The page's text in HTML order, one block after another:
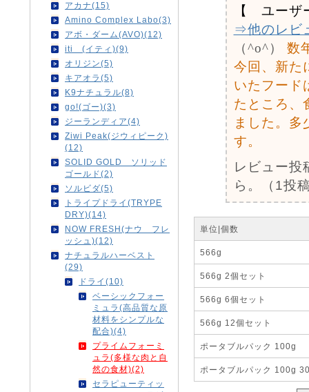
アカナ(15)
Amino Complex Labo(3)
アボ・ダーム(AVO)(12)
iti (イティ)(9)
オリジン(5)
キアオラ(5)
K9ナチュラル(8)
go!(ゴー)(3)
ジーランディア(4)
Ziwi Peak(ジウィピーク)
(12)
SOLID GOLD ソリッド
ゴールド(2)
ソルビダ(5)
トライプドライ(TRYPE
DRY)(14)
NOW FRESH(ナウ フレ
ッシュ)(12)
ナチュラルハーベスト
(29)
ドライ(10)
ベーシックフォー
ミュラ(高品質な原
材料をシンプルな
配合)(4)
プライムフォーミ
ュラ(多様な肉と自
然の食材)(2)
セラピューティッ
【 ユーザ
⇒他のレビ
（^o^）
数
今回、新た
いたフード
たところ、
ました。多
す。
レビュー投
ら。（1投
単位|個数
566g
566g 2個セット
566g 6個セット
566g 12個セット
ポータブルパック 100g
ポータブルパック 100g